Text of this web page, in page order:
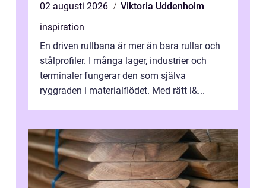
02 augusti 2026
Viktoria Uddenholm
inspiration
En driven rullbana är mer än bara rullar och
stålprofiler. I många lager, industrier och
terminaler fungerar den som själva
ryggraden i materialflödet. Med rätt l&...